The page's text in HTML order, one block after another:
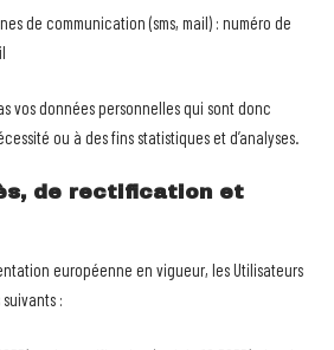
de communication (sms, mail) : numéro de
vos données personnelles qui sont donc
ou à des fins statistiques et d’analyses.
de rectification et
européenne en vigueur, les Utilisateurs
: